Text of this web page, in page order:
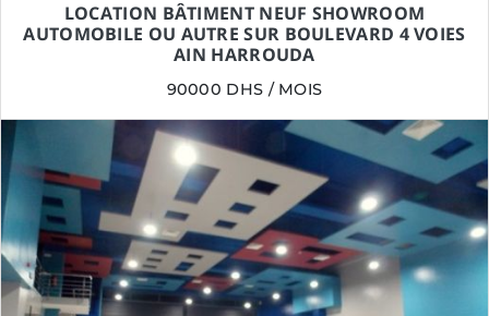
LOCATION BÂTIMENT NEUF SHOWROOM
AUTOMOBILE OU AUTRE SUR BOULEVARD 4 VOIES
AIN HARROUDA
90000 DHS / MOIS